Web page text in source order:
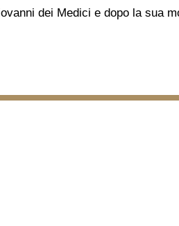
dei Medici e dopo la sua